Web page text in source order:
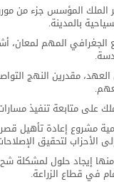
المؤسس جزء من
بالمدينة.
المهم لمعان،
مقدرين النهج
على متابعة تنفيذ
مشروع إعادة تأهيل
الأحزاب لتحقيق
إيجاد حلول لمشكلة
في قطاع الزراعة.